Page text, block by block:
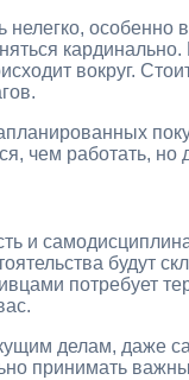
особенно
вокруг.
чем работать,
и
будут
потребует
делам,
принимать